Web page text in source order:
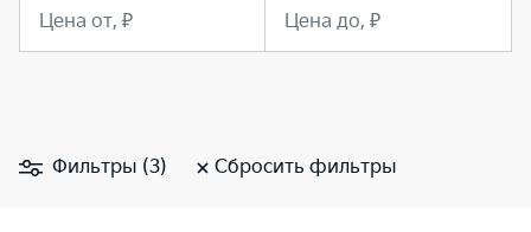
Цена от, ₽ Цена до, ₽
Фильтры (3) Сбросить фильтры